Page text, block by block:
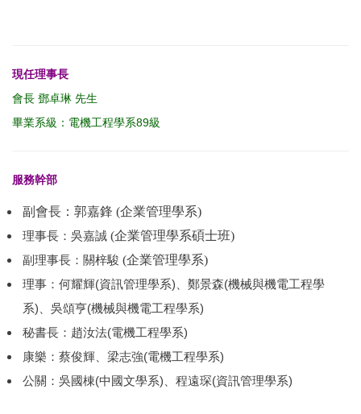
現任理事長
會長 鄧卓琳 先生
畢業系級：電機工程學系89級
服務幹部
副會長：郭嘉鋒 (企業管理學系)
理事長：吳嘉誠 (企業管理學系碩士班)
副理事長：關梓駿 (企業管理學系)
理事：何耀輝(資訊管理學系)、鄭景森(機械與機電工程學
系)、吳頌亨(機械與機電工程學系)
秘書長：趙汝法(電機工程學系)
康樂：蔡俊輝、梁志強(電機工程學系)
公關：吳國棟(中國文學系)、程遠琛(資訊管理學系)